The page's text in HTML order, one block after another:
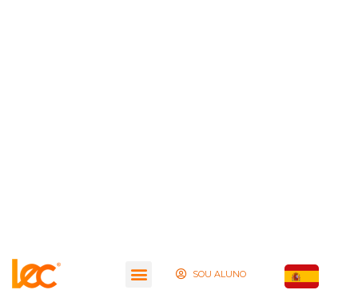
SOU ALUNO